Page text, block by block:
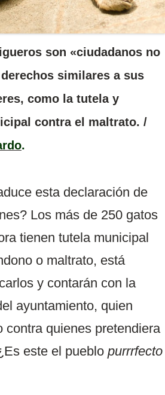
son «ciudadanos no
similares a sus
como la tutela y
contra el maltrato. /
.
esta declaración de
Los más de 250 gatos
tienen tutela municipal
o maltrato, está
y contarán con la
ayuntamiento, quien
contra quienes pretendiera
este el pueblo purrrfecto